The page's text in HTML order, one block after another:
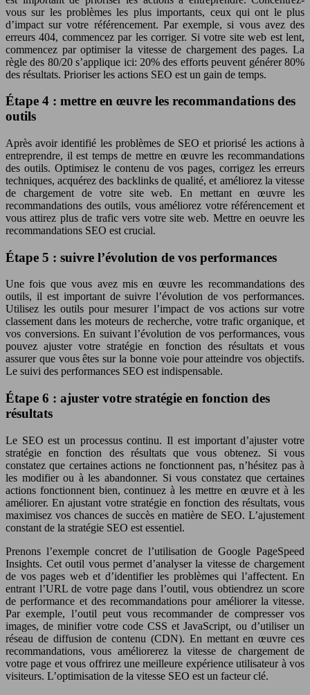
vous sur les problèmes les plus importants, ceux qui ont le plus
d’impact sur votre référencement. Par exemple, si vous avez des
erreurs 404, commencez par les corriger. Si votre site web est lent,
commencez par optimiser la vitesse de chargement des pages. La
règle des 80/20 s’applique ici: 20% des efforts peuvent générer 80%
des résultats. Prioriser les actions SEO est un gain de temps.
Étape 4 : mettre en œuvre les recommandations des
outils
Après avoir identifié les problèmes de SEO et priorisé les actions à
entreprendre, il est temps de mettre en œuvre les recommandations
des outils. Optimisez le contenu de vos pages, corrigez les erreurs
techniques, acquérez des backlinks de qualité, et améliorez la vitesse
de chargement de votre site web. En mettant en œuvre les
recommandations des outils, vous améliorez votre référencement et
vous attirez plus de trafic vers votre site web. Mettre en oeuvre les
recommandations SEO est crucial.
Étape 5 : suivre l’évolution de vos performances
Une fois que vous avez mis en œuvre les recommandations des
outils, il est important de suivre l’évolution de vos performances.
Utilisez les outils pour mesurer l’impact de vos actions sur votre
classement dans les moteurs de recherche, votre trafic organique, et
vos conversions. En suivant l’évolution de vos performances, vous
pouvez ajuster votre stratégie en fonction des résultats et vous
assurer que vous êtes sur la bonne voie pour atteindre vos objectifs.
Le suivi des performances SEO est indispensable.
Étape 6 : ajuster votre stratégie en fonction des
résultats
Le SEO est un processus continu. Il est important d’ajuster votre
stratégie en fonction des résultats que vous obtenez. Si vous
constatez que certaines actions ne fonctionnent pas, n’hésitez pas à
les modifier ou à les abandonner. Si vous constatez que certaines
actions fonctionnent bien, continuez à les mettre en œuvre et à les
améliorer. En ajustant votre stratégie en fonction des résultats, vous
maximisez vos chances de succès en matière de SEO. L’ajustement
constant de la stratégie SEO est essentiel.
Prenons l’exemple concret de l’utilisation de Google PageSpeed
Insights. Cet outil vous permet d’analyser la vitesse de chargement
de vos pages web et d’identifier les problèmes qui l’affectent. En
entrant l’URL de votre page dans l’outil, vous obtiendrez un score
de performance et des recommandations pour améliorer la vitesse.
Par exemple, l’outil peut vous recommander de compresser vos
images, de minifier votre code CSS et JavaScript, ou d’utiliser un
réseau de diffusion de contenu (CDN). En mettant en œuvre ces
recommandations, vous améliorerez la vitesse de chargement de
votre page et vous offrirez une meilleure expérience utilisateur à vos
visiteurs. L’optimisation de la vitesse SEO est un facteur clé.